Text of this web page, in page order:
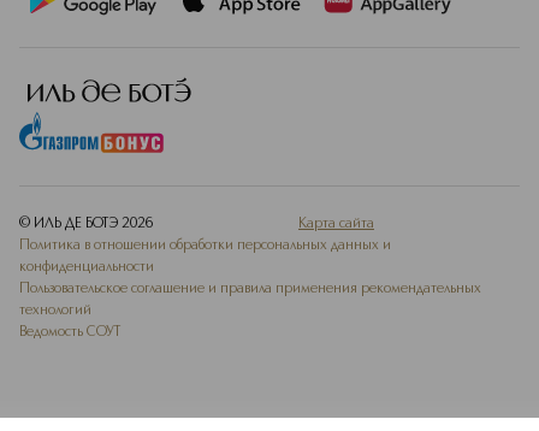
© ИЛЬ ДЕ БОТЭ 2026
Карта сайта
Политика в отношении обработки персональных данных и
конфиденциальности
Пользовательское соглашение и правила применения рекомендательных
технологий
Ведомость СОУТ